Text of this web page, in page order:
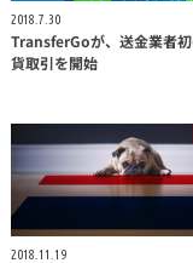
2018.7.30
TransferGoが、送金業者
貨取引を開始
2018.11.19